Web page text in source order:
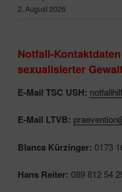
2. August 2026
Notfall-
sexualisierter
E-Mail TSC USH:
E-Mail LTVB:
Blanca Kürzinger: 0173
Hans Reiter: 089 812 54